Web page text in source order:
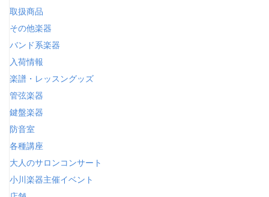
取扱商品
その他楽器
バンド系楽器
入荷情報
楽譜・レッスングッズ
管弦楽器
鍵盤楽器
防音室
各種講座
大人のサロンコンサート
小川楽器主催イベント